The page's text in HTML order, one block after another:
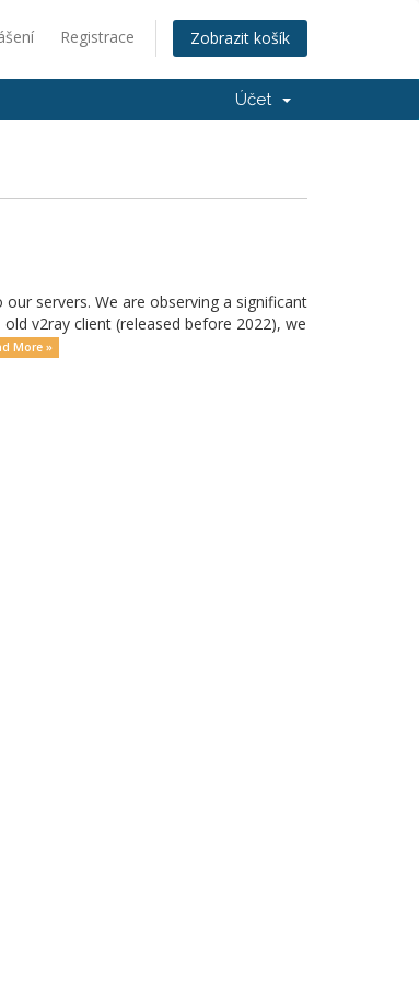
Registrace Zobrazit košík
Účet
servers. We are observing a significant
v2ray client (released before 2022), we
More »